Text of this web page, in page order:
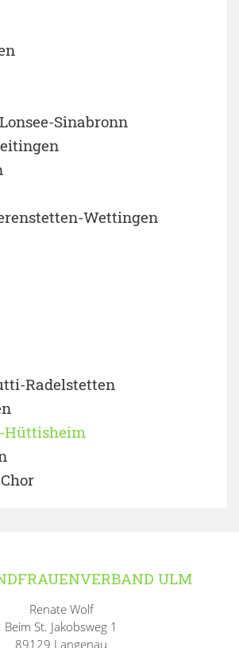
Sinabronn
Wettingen
Radelstetten
Hüttisheim
ULM
Renate Wolf
Beim St. Jakobsweg 1
89129 Langenau